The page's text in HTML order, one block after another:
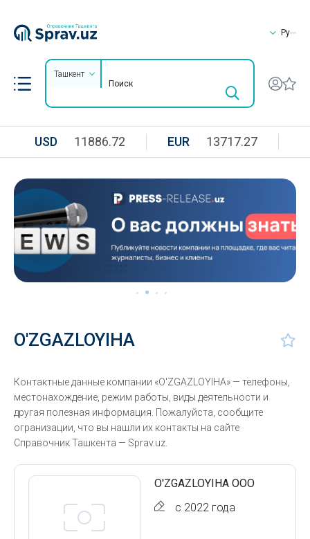
Ру
Ташкент
USD 11886.72 EUR 13717.27
O'ZGAZLOYIHA
Контактные данные компании «O'ZGAZLOYIHA» — телефоны,
местонахождение, режим работы, виды деятельности и
другая полезная информация. Пожалуйста, сообщите
огранизации, что вы нашли их контакты на сайте
Справочник Ташкента — Sprav.uz.
O'ZGAZLOYIHA ООО
с 2022 года